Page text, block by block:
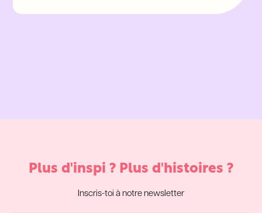
Plus d'inspi ? Plus d'histoires ?
Inscris-toi à notre newsletter